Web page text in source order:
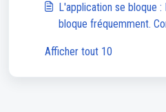
L'application se bloque
bloque fréquemment.
Afficher tout 10